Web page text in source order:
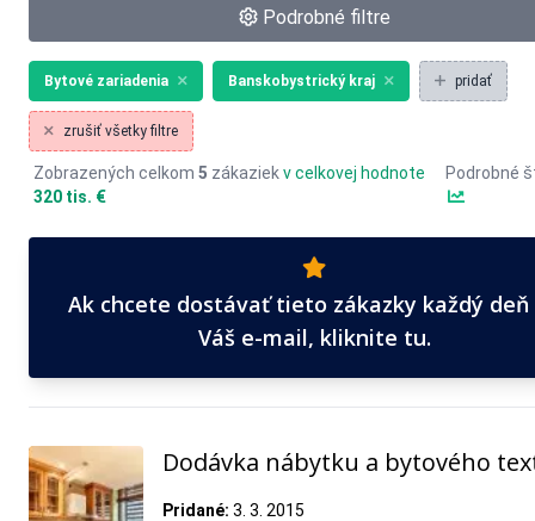
Podrobné filtre
Bytové zariadenia Banskobystrický kraj pridať
zrušiť všetky filtre
Zobrazených celkom 5 zákaziekv celkovej hodnote
320 tis. €
Podrobné
Ak chcete dostávať tieto zákazky každý deň
Váš e-mail, kliknite tu.
Dodávka nábytku a bytového
Pridané: 3. 3. 2015